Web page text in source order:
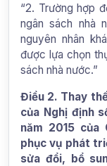
“2. Trường hợp
ngân sách nhà
nguyên nhân
được lựa chọn
sách nhà nước.”
Điều 2. Thay
của Nghị định
năm 2015 của
phục vụ phát
sửa đổi, bổ